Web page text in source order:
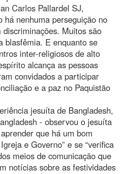
Carlos Pallardel SJ,
há nenhuma perseguição no
Muitos são
blasfêmia. E enquanto se
inter-religiosos de alto
alcança as pessoas
convidados a participar
e a paz no Paquistão
jesuíta de Bangladesh,
- observou o jesuíta
que há um bom
e Governo” e se “verifica
meios de comunicação que
notícias sobre as festividades